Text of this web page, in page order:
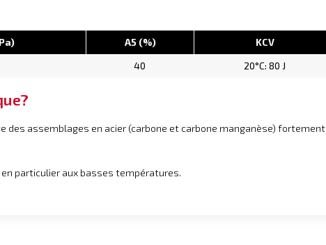
A5 (%)
KCV
40 20°C: 80 J
des assemblages en acier (carbone et carbone manganèse) fortement
particulier aux basses températures.